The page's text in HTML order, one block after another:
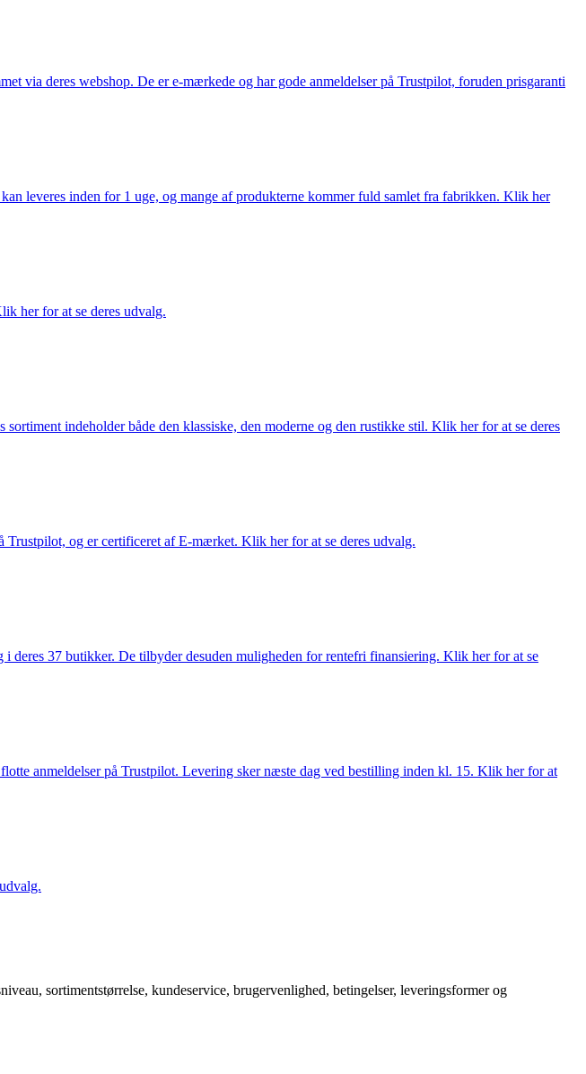
via deres webshop. De er e-mærkede og har gode anmeldelser på Trustpilot, foruden prisgaranti
leveres inden for 1 uge, og mange af produkterne kommer fuld samlet fra fabrikken. Klik her
her for at se deres udvalg.
indeholder både den klassiske, den moderne og den rustikke stil. Klik her for at se deres
og er certificeret af E-mærket. Klik her for at se deres udvalg.
37 butikker. De tilbyder desuden muligheden for rentefri finansiering. Klik her for at se
anmeldelser på Trustpilot. Levering sker næste dag ved bestilling inden kl. 15. Klik her for at
sortimentstørrelse, kundeservice, brugervenlighed, betingelser, leveringsformer og